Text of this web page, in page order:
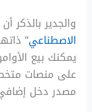
والجدير بالذكر
الاصطناعي”
يمكنك بيع
مصدر دخل